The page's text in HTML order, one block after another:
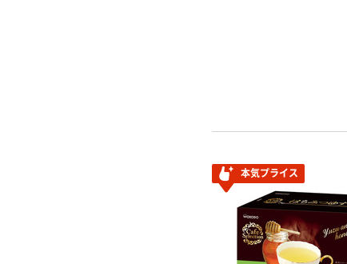
本気プライス